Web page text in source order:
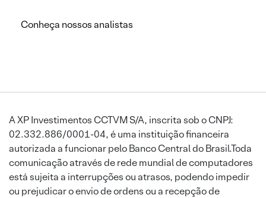
Conheça nossos analistas
A XP Investimentos CCTVM S/A, inscrita sob o CNPJ:
02.332.886/0001-04, é uma instituição financeira
autorizada a funcionar pelo Banco Central do Brasil.Toda
comunicação através de rede mundial de computadores
está sujeita a interrupções ou atrasos, podendo impedir
ou prejudicar o envio de ordens ou a recepção de